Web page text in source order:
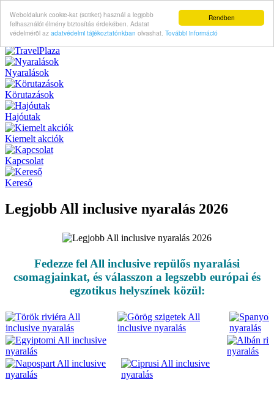
Rendben
Weboldalunk cookie-kat (sütiket) használ a legjobb
felhasználói élmény biztosítás érdekében. Adatai
védelméröl az adatvédelmi tájékoztatónkban olvashat. További információ
Nyaralások
Körutazások
Hajóutak
Kiemelt akciók
Kapcsolat
Kereső
Legjobb All inclusive nyaralás 2026
Fedezze fel All inclusive repülős nyaralási
csomagjainkat, és válasszon a legszebb európai és
egzotikus helyszínek közül: